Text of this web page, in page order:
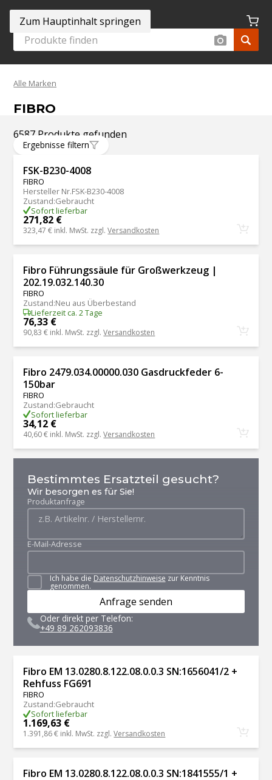
Zum Hauptinhalt springen
Alle Marken
FIBRO
6587 Produkte gefunden
Ergebnisse filtern
FSK-B230-4008
FIBRO
Hersteller Nr.FSK-B230-4008
Zustand:Gebraucht
Sofort lieferbar
271,82 €
323,47 € inkl. MwSt. zzgl.Versandkosten
Fibro Führungssäule für Großwerkzeug |
202.19.032.140.30
FIBRO
Zustand:Neu aus Überbestand
Lieferzeit ca. 2 Tage
76,33 €
90,83 € inkl. MwSt. zzgl.Versandkosten
Fibro 2479.034.00000.030 Gasdruckfeder 6-
150bar
FIBRO
Zustand:Gebraucht
Sofort lieferbar
34,12 €
40,60 € inkl. MwSt. zzgl.Versandkosten
Bestimmtes Ersatzteil gesucht?
Wir besorgen es für Sie!
Produktanfrage
E-Mail-Adresse
Ich habe die Datenschutzhinweise zur Kenntnis
genommen.
Anfrage senden
Oder direkt per Telefon:
+49 89 262093836
Fibro EM 13.0280.8.122.08.0.0.3 SN:1656041/2 +
Rehfuss FG691
FIBRO
Zustand:Gebraucht
Sofort lieferbar
1.169,63 €
1.391,86 € inkl. MwSt. zzgl.Versandkosten
Fibro EM 13.0280.8.122.08.0.0.3 SN:1841555/1 +